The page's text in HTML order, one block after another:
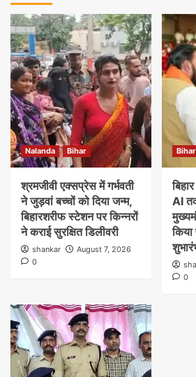
Nalanda Bihar
श्रमजीवी एक्सप्रेस में गर्भवती
ने जुड़वां बच्चों को दिया जन्म,
बिहारशरीफ स्टेशन पर किन्नरों
ने कराई सुरक्षित डिलीवरी
shankar
August 7, 2026
0
Bihar
AI
किया
0